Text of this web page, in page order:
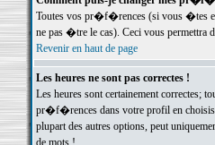
Toutes vos pr�f�rences (si vous �tes
ne pas �tre le cas). Ceci vous
Revenir en haut de page
Les heures ne sont pas correctes !
Les heures sont certainement correctes;
pr�f�rences dans votre profil en
plupart des autres options, peut
de mots !